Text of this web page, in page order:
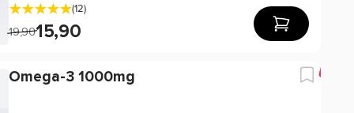
(12)
19,9015,90
Omega-3 1000mg